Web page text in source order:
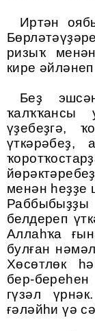
Иртән
ризыҡ
кире
Беҙ
ҡалҡҡансы
үҙебеҙгә,
үткәрәбеҙ,
менән һеҙҙе
белдереп
Аллаһҡа
булған
Хөсөтлөк
бер-
гүзәл
ғәләйһи үә